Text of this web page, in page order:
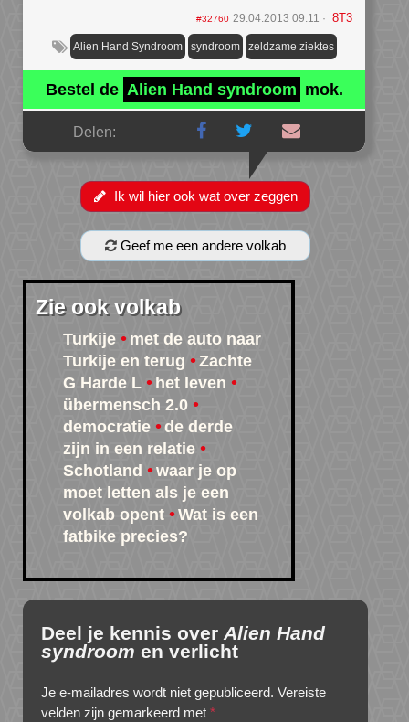
#32760 29.04.2013 09:11 8T3
Alien Hand Syndroom syndroom zeldzame ziektes
Bestel de Alien Hand syndroom mok.
Delen:
Ik wil hier ook wat over zeggen
Geef me een andere volkab
Zie ook volkab
Turkije
met de auto naar
Turkije en terug
Zachte
G Harde L
het leven
übermensch 2.0
democratie
de derde
zijn in een relatie
Schotland
waar je op
moet letten als je een
volkab opent
Wat is een
fatbike precies?
Deel je kennis over Alien Hand
syndroom en verlicht
Je e-mailadres wordt niet gepubliceerd. Vereiste
velden zijn gemarkeerd met *